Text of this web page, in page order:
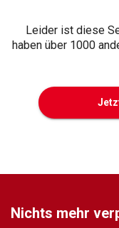
Leider ist diese
haben über 1000
Nichts mehr